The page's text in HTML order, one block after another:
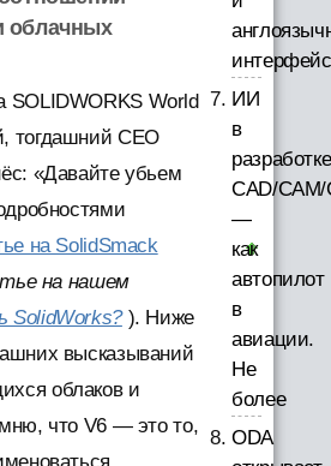
облачных
World
тогдашний СЕО
«Давайте убьем
на SolidSmack
на нашем
SolidWorks? ). Ниже
высказываний
облаков и
что V6 — это то,
ИИ
в
разработке
CAD/
—
как
автопилот
в
авиации.
Не
более
ODA